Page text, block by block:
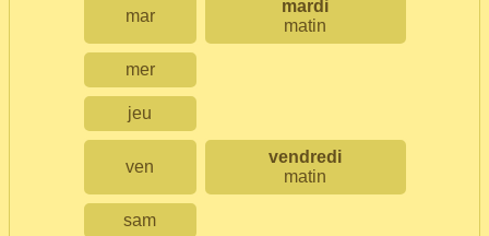
mar
mardi
matin
mer
jeu
ven
vendredi
matin
sam